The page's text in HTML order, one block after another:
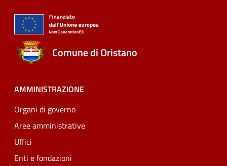
Comune di Oristano
AMMINISTRAZIONE
Organi di governo
Aree amministrative
Uffici
Enti e fondazioni